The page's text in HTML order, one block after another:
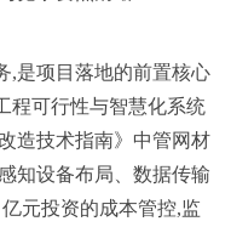
,是项目落地的前置核心
程可行性与智慧化系统
造技术指南》中管网材
知设备布局、数据传输
元投资的成本管控,监